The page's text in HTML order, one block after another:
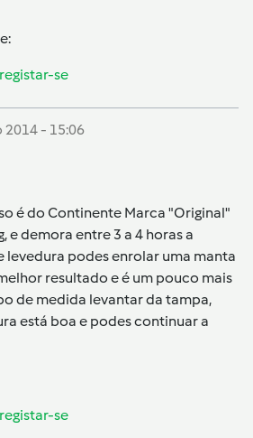
registar-se
2014 - 15:06
é do Continente Marca "Original"
e demora entre 3 a 4 horas a
levedura podes enrolar uma manta
resultado e é um pouco mais
de medida levantar da tampa,
está boa e podes continuar a
registar-se